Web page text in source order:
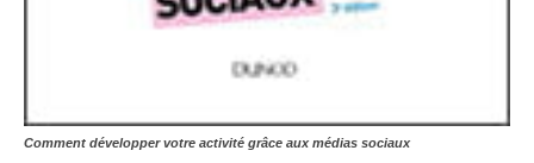
Comment développer votre activité grâce aux médias sociaux